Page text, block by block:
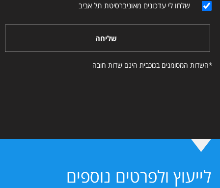
שלחו לי עדכונים מאוניברסיטת תל אביב
שליחה
*השדות המסומנים בכוכבית הינם שדות חובה
לייעוץ ולפרטים נוספים